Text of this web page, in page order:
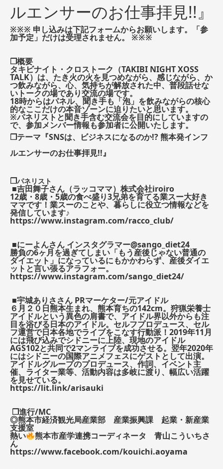
ルエンサーのお仕事拝見!!』
※※※ 申し込みは下記フォームからお願いします。「参
加予定」だけは受理されません。 ※※※
❒概要
タキビナイト・クロストーク（TAKIBI NIGHT XOSS
TALK）は、たき火の火を見つめながら、感じながら、か
つ飲みながら、心、気持ちが解放された中、普段話せな
いトークの場であり交流の場です。
18時からはパネル、聞き手も「泡」を飲みながらの核心
的なここだけの本音ゾーンに迫りたいと思います。
※パネリストと聞き手含む交流会を目的にしていますの
で、参加メンバー情報も参加者に公開いたします。
❒テーマ『SNSは、ビジネスになるのか!? 熊本発インフ
ルエンサーのお仕事拝見!!』
❒パネリスト
■吉田舞子さん（ラッコママ）株式会社iroiro
12歳・8歳・5歳の食べ盛り3兄弟を育てる業スー大好き
ママです！業スーのことや、暮らしに役立つ情報などを
発信しています♪
https://www.instagram.com/racco_club/
■にーよんさん インスタグラマー@sango_diet24
勝負の6ヶ月を過ぎてしまい「もう産後じゃない普通の
ダイエット」になっているにもかかわらず、産後ダイエ
ットと言い張るアラフォー。
https://www.instagram.com/sango_diet24/
■宇城ありささん PRマーケター/元アイドル
６月２０日熊本生まれ、熊本育ちの142cm。狩猟栄養士
アイドルという異色の肩書で、アイドル界以外からも注
目を浴びる日本のアイドル。セルフプロデュース、セル
フ運営で日本各地でライブをこなす行動派！2019年11月
には飛び込みでシドニーに上陸、現地のアイドル
AGS102と共同で2マンライブを成功させる。翌年2020年
にはシドニーの国際アニメフェスにゲストとして出演。
アイドルグループのプロデュース、作詞、イベント主
催、ライター業等、活動内容は多岐に渡り、幅広い活躍
を見せている。
https://lit.link/arisauki
❒進行/MC
◎熊本市経済観光局産業部 産業振興課 起業・新産業
支援室
熱い 熊本市産学連携コーディネータ 青山こういちさ
ん
https://www.facebook.com/kouichi.aoyama